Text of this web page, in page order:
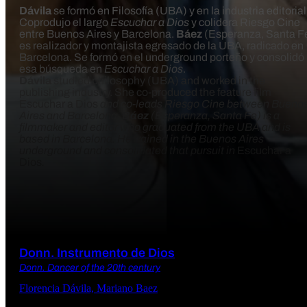
Dávila se formó en Filosofía (UBA) y en la industria
Coprodujo el largo Escuchar a Diosy colidera Riesgo Cine
entre Buenos Aires y Barcelona. Báez (Esperanza, Santa
es realizador y montajista egresado de la UBA, radicado en
Barcelona. Se formó en el underground porteño y consolidó
esa búsqueda en Escuchar a Dios.
studied philosophy (UBA) and worked in the
publishing industry. She co-produced the feature film
and co-leads Riesgo Cine between
(Esperanza, Santa Fe) is a
filmmaker and editor who graduated from the UBA and is
Donn. Instrumento de Dios
Donn. Dancer of the 20th century
Florencia Dávila, Mariano Baez